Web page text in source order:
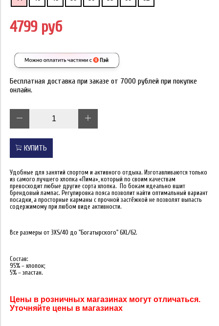
4799 руб
Бесплатная доставка при заказе от 7000 рублей при покупке
онлайн.
КУПИТЬ
Удобные для занятий спортом и активного отдыха. Изготавливаются только
из самого лучшего хлопка «Пима», который по своим качествам
превосходит любые другие сорта хлопка. По бокам идеально вшит
брендовый лампас. Регулировка пояса позволит найти оптимальный вариант
посадки, а просторные карманы с прочной застёжкой не позволят выпасть
содержимому при любом виде активности.
Все размеры от 3XS/40 до "Богатырского" 6XL/62.
Состав:
95% – хлопок;
5% – эластан.
Цены в розничных магазинах могут отличаться.
Уточняйте цены в магазинах